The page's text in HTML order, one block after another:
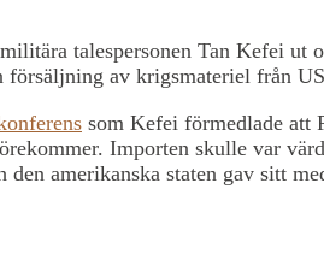
talespersonen Tan Kefei ut
försäljning av krigsmateriel från
som Kefei förmedlade att
Importen skulle var
den amerikanska staten gav sitt